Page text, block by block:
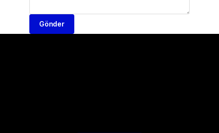
Gönder